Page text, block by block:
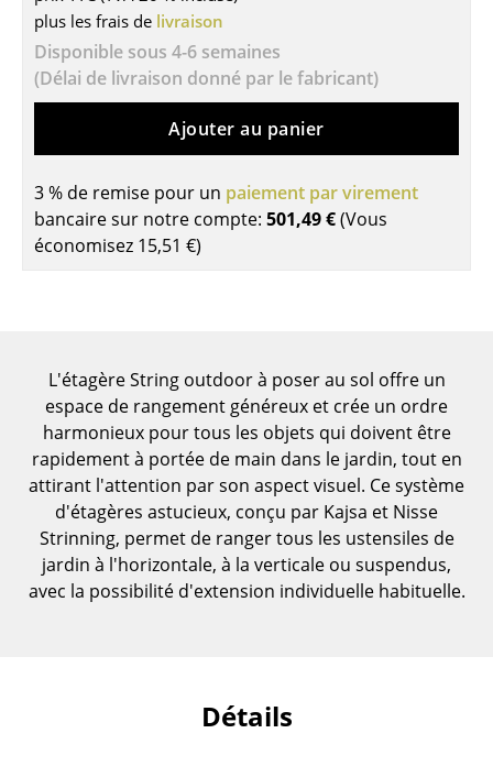
Tables de repas
Tables d’appoint
Secrétaires & Tables PC
Tables de conférence et Pupitres
Table de jardin
Chariots & Dessertes
Pièces détachées
... voir toutes les tables
Rangements
plus les frais de livraison
Disponible sous 4-6 semaines
(Délai de livraison donné par le fabricant)
Ajouter au panier
3 % de remise pour un paiement par virement
bancaire sur notre compte: 501,49 €(Vous
économisez 15,51 €)
L'étagère String outdoor à poser au sol offre un
espace de rangement généreux et crée un ordre
harmonieux pour tous les objets qui doivent être
rapidement à portée de main dans le jardin, tout en
attirant l'attention par son aspect visuel. Ce système
d'étagères astucieux, conçu par Kajsa et Nisse
Strinning, permet de ranger tous les ustensiles de
jardin à l'horizontale, à la verticale ou suspendus,
avec la possibilité d'extension individuelle habituelle.
Détails